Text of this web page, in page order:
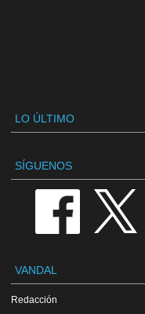
LO ÚLTIMO
SÍGUENOS
VANDAL
Redacción